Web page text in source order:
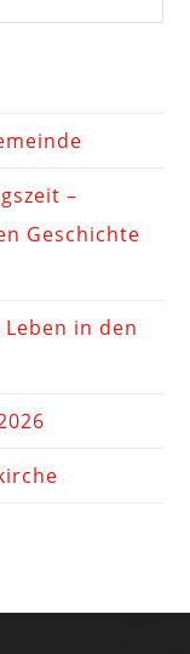
–
Geschichte
in den